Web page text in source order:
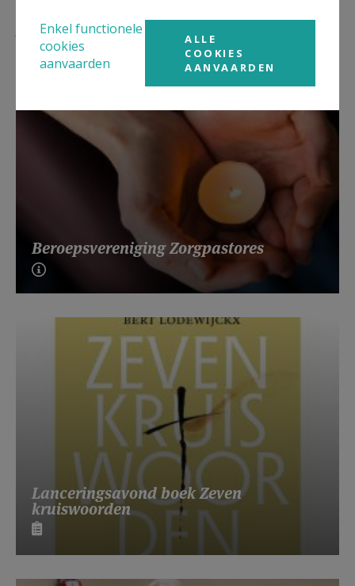
Lees meer
Beroepsvereniging Zorgpastores
Lanceringsavond boek Zeven
kruiswoorden
Enkel functionele
cookies
aanvaarden
ALLE
COOKIES
AANVAARDEN